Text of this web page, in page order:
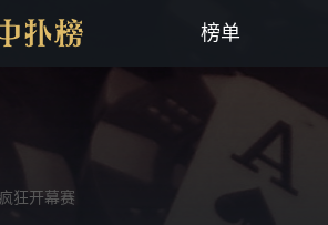
榜单
狂开幕赛